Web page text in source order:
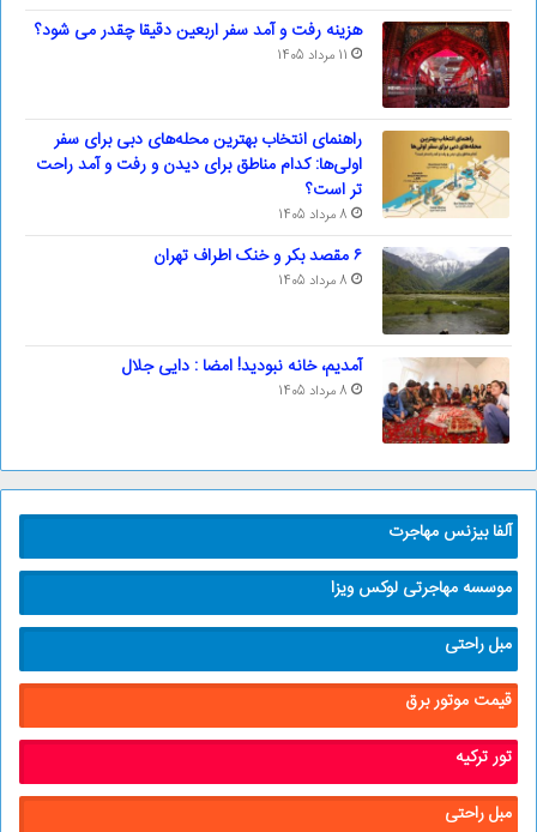
هزینه رفت و آمد سفر اربعین دقیقا چقدر می شود؟
11 مرداد 1405
راهنمای انتخاب بهترین محله‌های دبی برای سفر
اولی‌ها: کدام مناطق برای دیدن و رفت و آمد راحت
تر است؟
8 مرداد 1405
۶ مقصد بکر و خنک اطراف تهران
8 مرداد 1405
آمدیم، خانه نبودید! امضا : دایی جلال
8 مرداد 1405
آلفا بیزنس مهاجرت
موسسه مهاجرتی لوکس ویزا
مبل راحتی
قیمت موتور برق
تور ترکیه
مبل راحتی